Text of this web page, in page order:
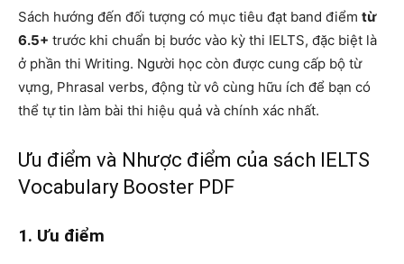
Sách hướng đến đối tượng có mục tiêu đạt band điểm từ
6.5+ trước khi chuẩn bị bước vào kỳ thi IELTS, đặc biệt là
ở phần thi Writing. Người học còn được cung cấp bộ từ
vựng, Phrasal verbs, động từ vô cùng hữu ích để bạn có
thể tự tin làm bài thi hiệu quả và chính xác nhất.
Ưu điểm và Nhược điểm của sách IELTS
Vocabulary Booster PDF
1. Ưu điểm